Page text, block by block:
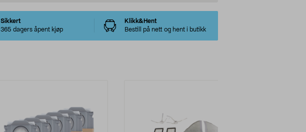
Sikkert
365 dagers åpent kjøp
Klikk&Hent
Bestill på nett og hent i butikk